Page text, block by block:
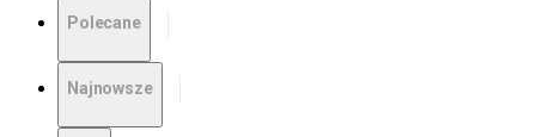
Polecane
Najnowsze